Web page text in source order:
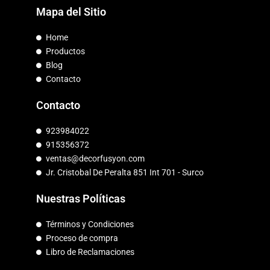
Mapa del Sitio
Home
Productos
Blog
Contacto
Contacto
923984022
915356372
ventas@decorfusyon.com
Jr. Cristobal De Peralta 851 Int 701 - Surco
Nuestras Políticas
Términos y Condiciones
Proceso de compra
Libro de Reclamaciones